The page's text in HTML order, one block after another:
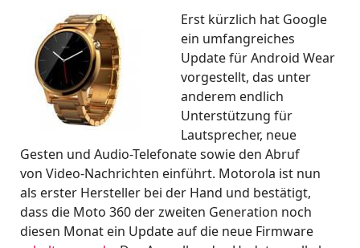
Erst kürzlich hat Google
ein umfangreiches
Update für Android Wear
vorgestellt, das unter
anderem endlich
Unterstützung für
Lautsprecher, neue
Gesten und Audio-Telefonate sowie den Abruf
von Video-Nachrichten einführt. Motorola ist nun
als erster Hersteller bei der Hand und bestätigt,
dass die Moto 360 der zweiten Generation noch
diesen Monat ein Update auf die neue Firmware